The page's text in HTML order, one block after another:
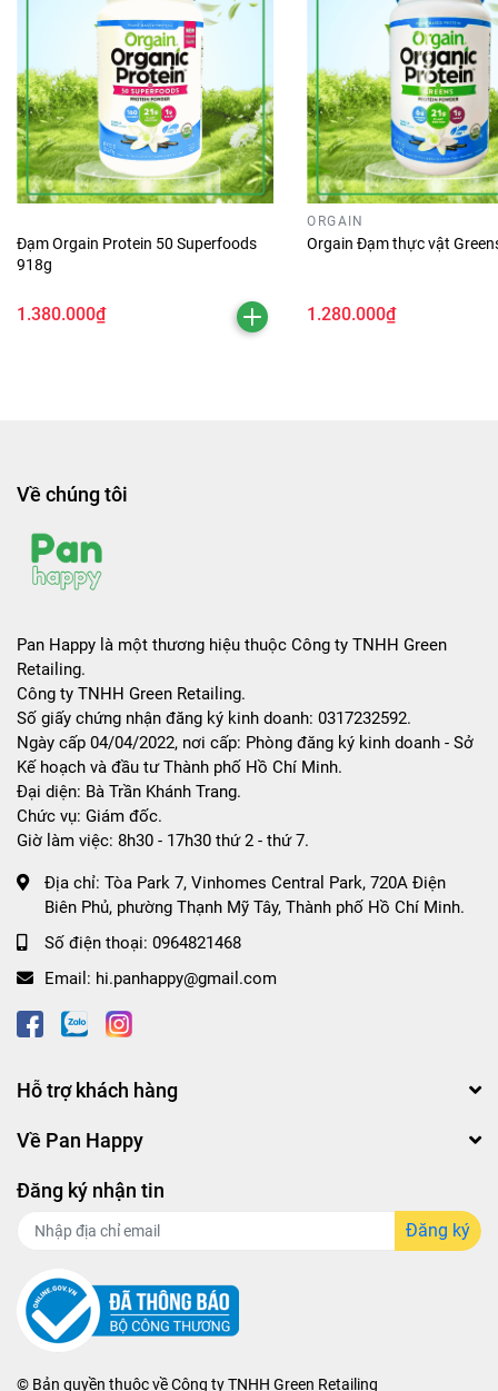
Đạm Orgain Protein 50 Superfoods
918g
1.380.000₫
ORGAIN
Orgain Đạm thực vật
1.280.000₫
Về chúng tôi
Pan Happy là một thương hiệu thuộc Công ty TNHH Green
Retailing.
Công ty TNHH Green Retailing.
Số giấy chứng nhận đăng ký kinh doanh: 0317232592.
Ngày cấp 04/04/2022, nơi cấp: Phòng đăng ký kinh doanh - Sở
Kế hoạch và đầu tư Thành phố Hồ Chí Minh.
Đại diện: Bà Trần Khánh Trang.
Chức vụ: Giám đốc.
Giờ làm việc: 8h30 - 17h30 thứ 2 - thứ 7.
Địa chỉ: Tòa Park 7, Vinhomes Central Park, 720A Điện
Biên Phủ, phường Thạnh Mỹ Tây, Thành phố Hồ Chí Minh.
Số điện thoại: 0964821468
Email: hi.panhappy@gmail.com
Hỗ trợ khách hàng
Về Pan Happy
Đăng ký nhận tin
Đăng ký
© Bản quyền thuộc vềCông ty TNHH Green Retailing